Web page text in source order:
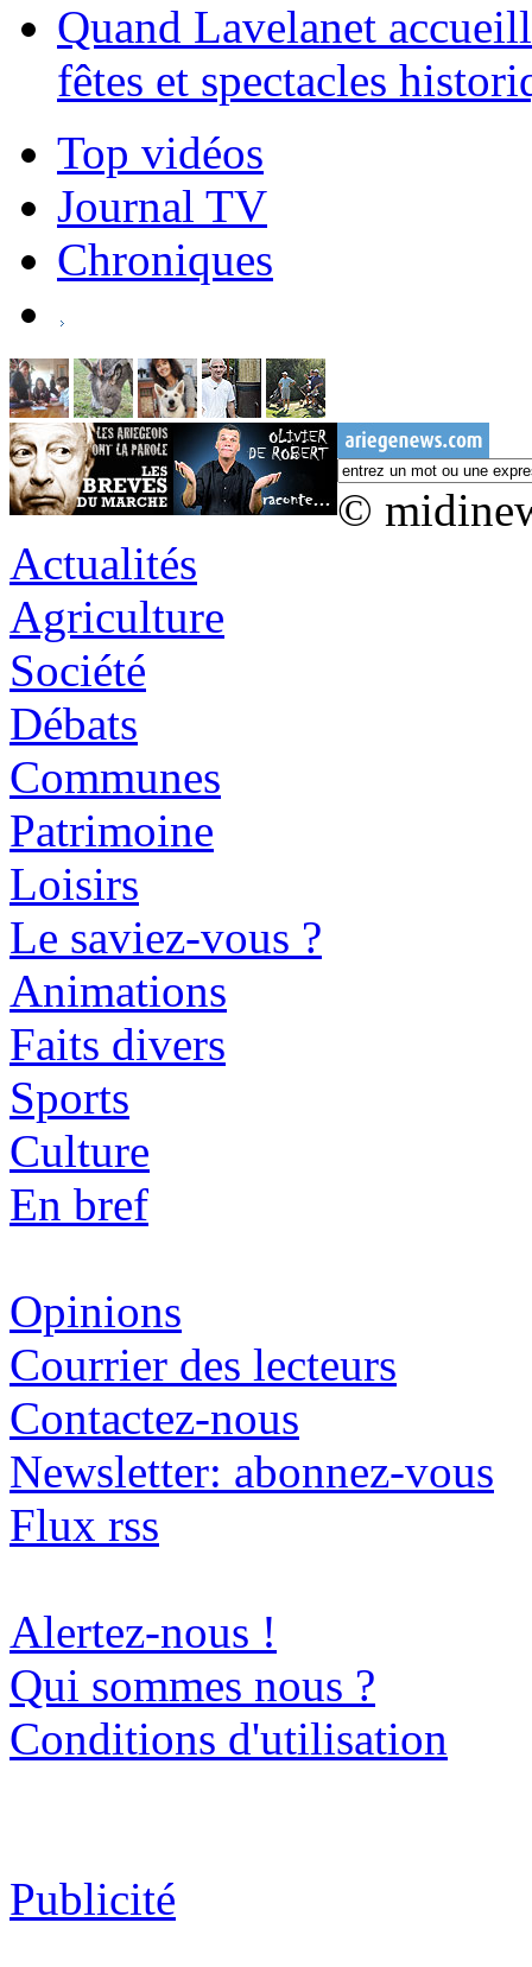
Quand Lavelanet
fêtes et spectacles
Top vidéos
Journal TV
Chroniques
©
Actualités
Agriculture
Société
Débats
Communes
Patrimoine
Loisirs
Le saviez-vous ?
Animations
Faits divers
Sports
Culture
En bref
Opinions
Courrier des lecteurs
Contactez-nous
Newsletter: abonnez-vous
Flux rss
Alertez-nous !
Qui sommes nous ?
Conditions d'utilisation
Publicité